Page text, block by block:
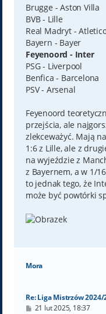
Brugge - Aston Villa
BVB - Lille
Real Madryt -
Bayern - Bayer
Feyenoord - Inter
PSG - Liverpool
Benfica - Barcelona
PSV - Arsenal
Feyenoord
przejścia, ale
zlekceważyć. Mają
1:6 z Lille, ale z
na wyjeździe z
z Bayernem, a w 1/
to jednak tego, że
może być powtórki
Mora
Re: Liga Mistrzów 2024/
P21 lut 2025, 18:37